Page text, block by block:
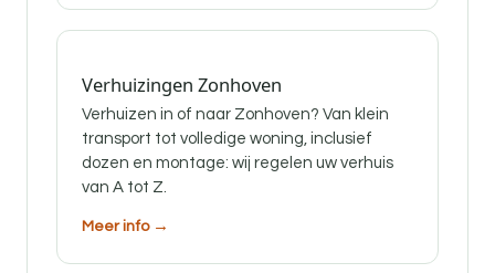
Verhuizingen Zonhoven
Verhuizen in of naar Zonhoven? Van klein
transport tot volledige woning, inclusief
dozen en montage: wij regelen uw verhuis
van A tot Z.
Meer info →